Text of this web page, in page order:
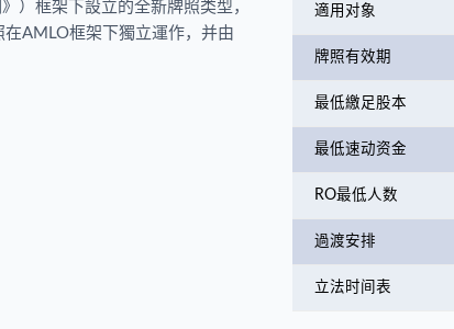
）框架下設立的全新牌照类型，
AMLO框架下獨立運作，并由
適用对象
牌照有效期
最低繳足股本
最低速动资金
RO最低人数
過渡安排
立法时间表